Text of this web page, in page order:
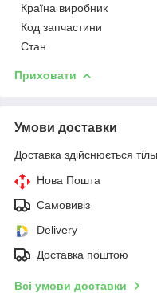
Країна виробник
Код запчастини
Стан
Приховати
Умови доставки
Доставка здійснюється
Нова Пошта
Самовивіз
Delivery
Доставка поштою
Всі умови доставки